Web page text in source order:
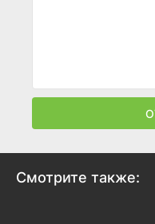
Смотрите также: